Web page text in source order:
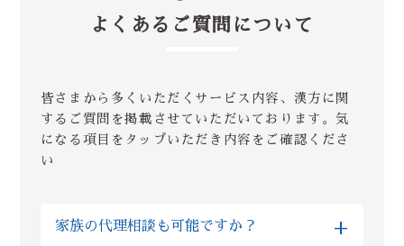
よくあるご質問について
皆さまから多くいただくサービス内容、漢方に関
するご質問を掲載させていただいております。気
になる項目をタップいただき内容をご確認くださ
い
家族の代理相談も可能ですか？ +